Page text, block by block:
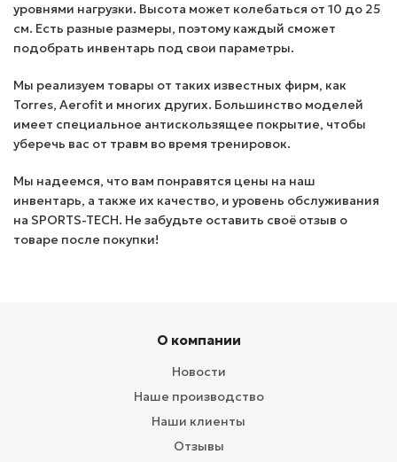
уровнями нагрузки. Высота может колебаться от 10 до 25
см. Есть разные размеры, поэтому каждый сможет
подобрать инвентарь под свои параметры.
Мы реализуем товары от таких известных фирм, как
Torres, Aerofit и многих других. Большинство моделей
имеет специальное антискользящее покрытие, чтобы
уберечь вас от травм во время тренировок.
Мы надеемся, что вам понравятся цены на наш
инвентарь, а также их качество, и уровень обслуживания
на SPORTS-TECH. Не забудьте оставить своё отзыв о
товаре после покупки!
О компании
Новости
Наше производство
Наши клиенты
Отзывы